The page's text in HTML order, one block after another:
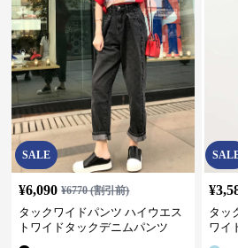
SALE
¥6,090 ¥6770(割引前)
タックワイドパンツ ハイウエス
トワイドタックデニムパンツ
¥
タッ
ワイ